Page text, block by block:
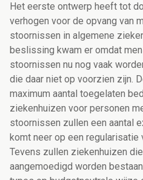
Het eerste ontwerp heeft tot
verhogen voor de opvang van
stoornissen in algemene
beslissing kwam er omdat
stoornissen nu nog vaak
die daar niet op voorzien zijn.
maximum aantal toegelaten
ziekenhuizen voor personen
stoornissen zullen een aantal
komt neer op een regularisatie
Tevens zullen ziekenhuizen
aangemoedigd worden